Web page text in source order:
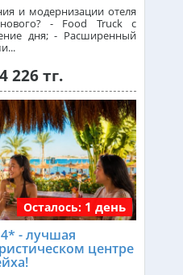
Мальдивы:
на яхте!
(139)
из Алматы
Финляндия из Алматы
из Алматы
из Алматы
из Алматы
и модернизации отеля
- Food Truck с
дня; - Расширенный
226 тг.
Осталось: 1 день
- лучшая
центре